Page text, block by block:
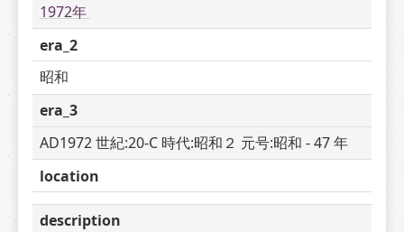
1972年
era_2
昭和
era_3
AD1972 世紀:20-C 時代:昭和２ 元号:昭和 - 47 年
location
description